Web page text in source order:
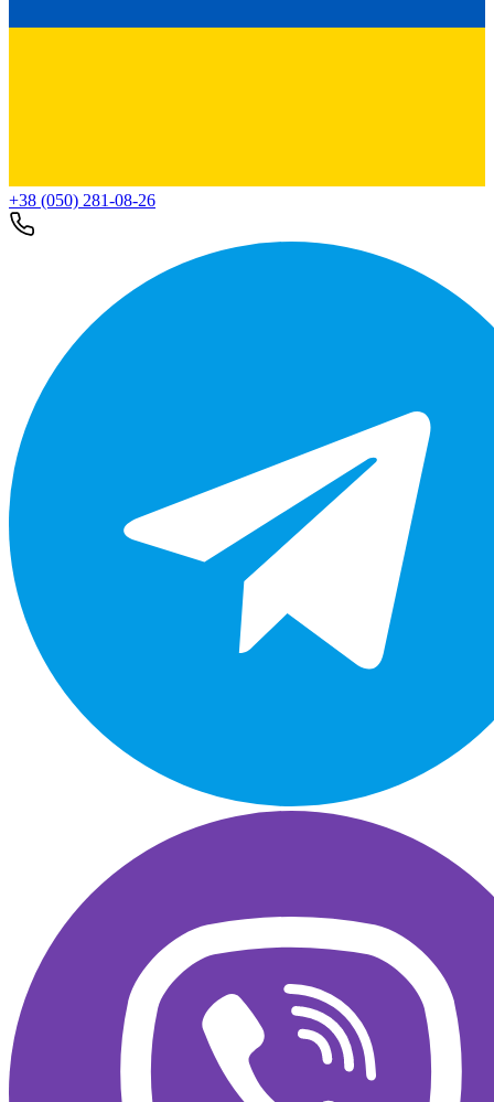
+38 (050) 281-08-26